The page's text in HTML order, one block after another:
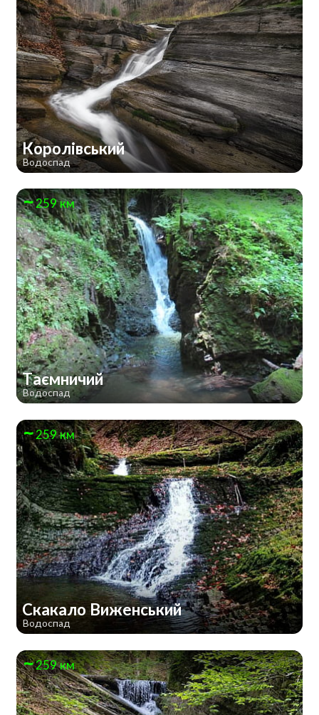
Королівський
Водоспад
259 км
Таємничий
Водоспад
259 км
Скакало Виженський
Водоспад
259 км